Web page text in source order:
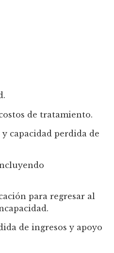
de tratamiento.
capacidad perdida de
para regresar al
de ingresos y apoyo